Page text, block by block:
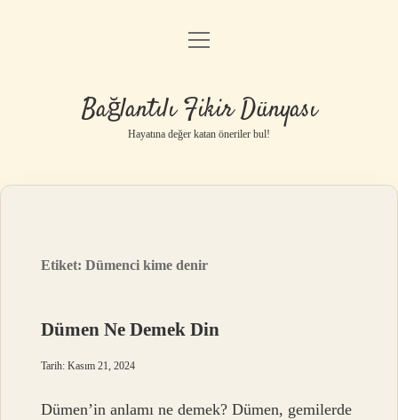
Anasayfa
Yasal Uyarı
menüyü
Bağlantılı Fikir Dünyası
Hayatına değer katan öneriler bul!
Etiket:Dümenci kime denir
Dümen Ne Demek Din
Tarih: Kasım 21, 2024
Dümen’in anlamı ne demek? Dümen, gemilerde